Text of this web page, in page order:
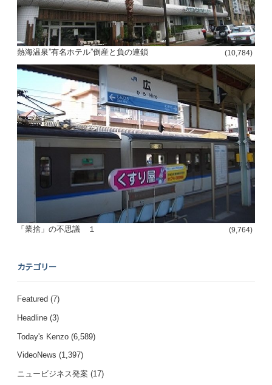
熱海温泉”有名ホテル”倒産と負の連鎖 (10,784)
「業捨」の不思議 １ (9,764)
カテゴリー
Featured (7)
Headline (3)
Today's Kenzo (6,589)
VideoNews (1,397)
ニュービジネス発案 (17)